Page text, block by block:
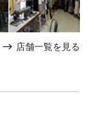
店舗一覧を見る